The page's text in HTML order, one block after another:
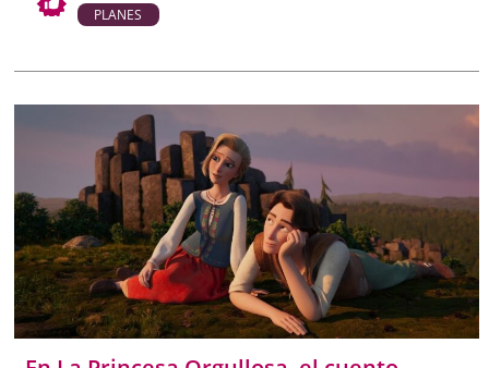
PLANES